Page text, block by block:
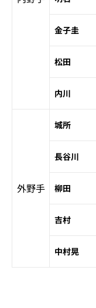
金子圭
松田
内川
外野手
城所
長谷川
柳田
吉村
中村晃